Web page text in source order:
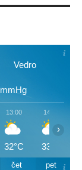
Vedro
mmHg
13:00
32°C
14:00
33°C
›
čet pet